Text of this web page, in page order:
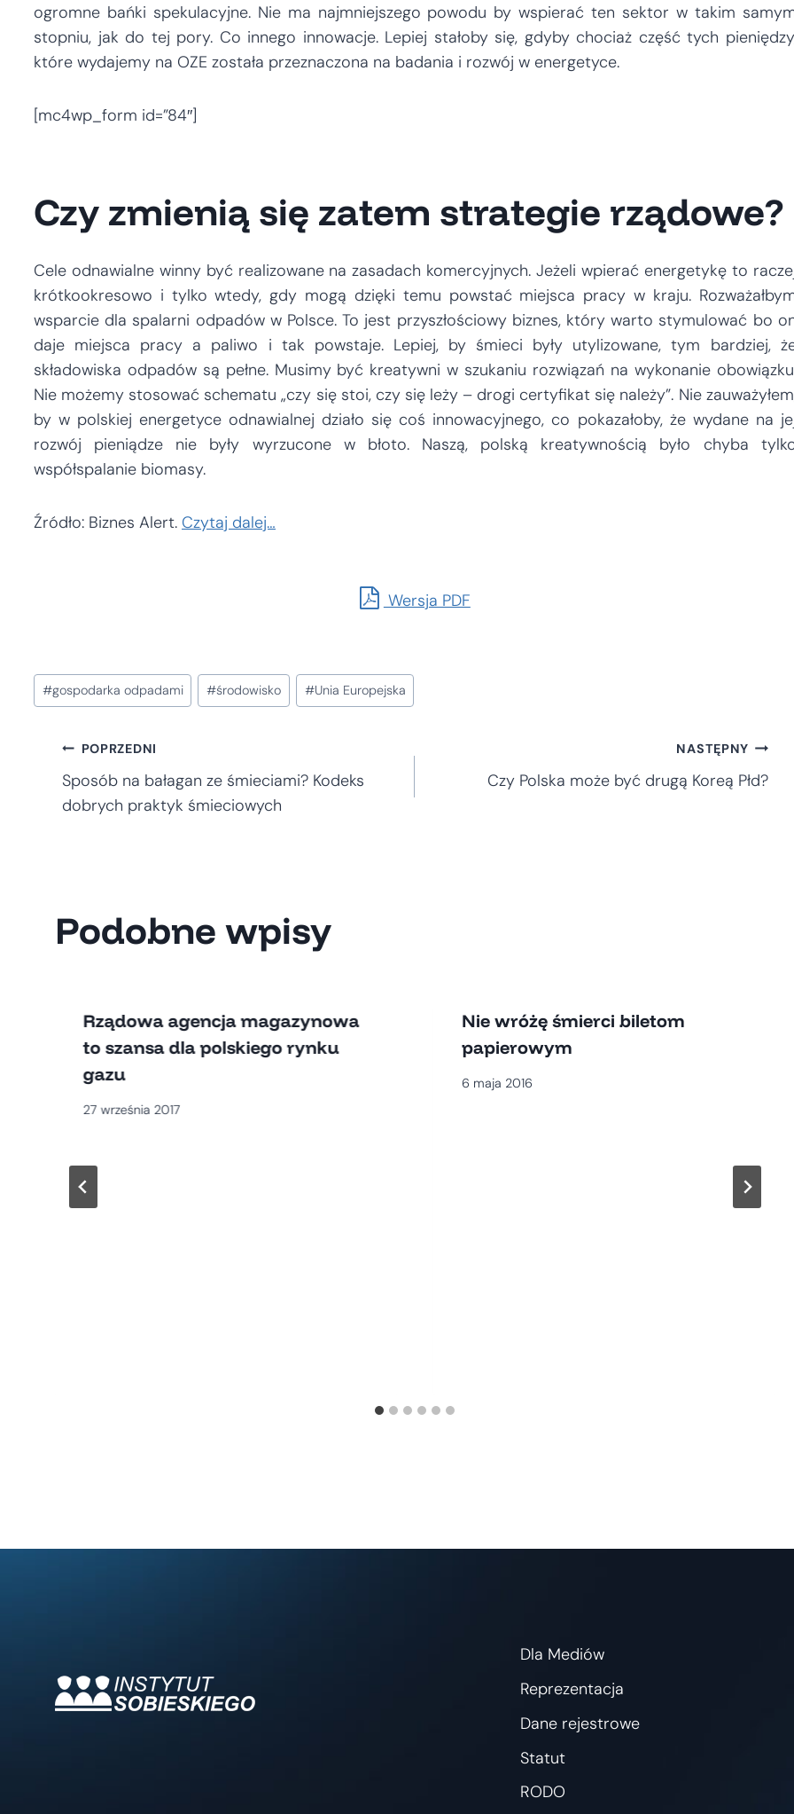
ogromne bańki spekulacyjne. Nie ma najmniejszego powodu by wspierać ten sektor w takim
stopniu, jak do tej pory. Co innego innowacje. Lepiej stałoby się, gdyby chociaż część tych
które wydajemy na OZE została przeznaczona na badania i rozwój w energetyce.
[mc4wp_form id=”84″]
Czy zmienią się zatem strategie rządowe?
Cele odnawialne winny być realizowane na zasadach komercyjnych. Jeżeli wpierać energetykę to
krótkookresowo i tylko wtedy, gdy mogą dzięki temu powstać miejsca pracy w kraju.
wsparcie dla spalarni odpadów w Polsce. To jest przyszłościowy biznes, który warto stymulować bo
daje miejsca pracy a paliwo i tak powstaje. Lepiej, by śmieci były utylizowane, tym bardziej,
składowiska odpadów są pełne. Musimy być kreatywni w szukaniu rozwiązań na wykonanie
Nie możemy stosować schematu „czy się stoi, czy się leży – drogi certyfikat się należy”. Nie
by w polskiej energetyce odnawialnej działo się coś innowacyjnego, co pokazałoby, że wydane na
rozwój pieniądze nie były wyrzucone w błoto. Naszą, polską kreatywnością było chyba
współspalanie biomasy.
Źródło: Biznes Alert. Czytaj dalej…
Wersja PDF
Tagi
wpisu:
#gospodarka odpadami #środowisko #Unia Europejska
Nawigacja
wpisu
POPRZEDNI
Sposób na bałagan ze śmieciami? Kodeks
dobrych praktyk śmieciowych
NASTĘPNY
Czy Polska może być drugą Koreą Płd?
Podobne wpisy
Rządowa agencja magazynowa
to szansa dla polskiego rynku
gazu
27 września 2017
Nie wróżę śmierci biletom
papierowym
6 maja 2016
Dla Mediów
Reprezentacja
Dane rejestrowe
Statut
RODO